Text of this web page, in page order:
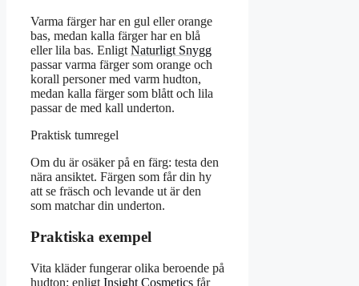
Varma färger har en gul eller orange
bas, medan kalla färger har en blå
eller lila bas. Enligt Naturligt Snygg
passar varma färger som orange och
korall personer med varm hudton,
medan kalla färger som blått och lila
passar de med kall underton.
Praktisk tumregel
Om du är osäker på en färg: testa den
nära ansiktet. Färgen som får din hy
att se fräsch och levande ut är den
som matchar din underton.
Praktiska exempel
Vita kläder fungerar olika beroende på
hudton: enligt Insight Cosmetics får